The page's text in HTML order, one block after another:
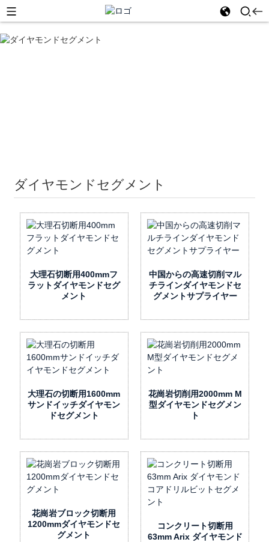
ダイヤモンドセグメント
大理石切断用400mmフ
ラットダイヤモンドセグ
メント
中国からの高速切削マル
チラインダイヤモンドセ
グメントサプライヤー
大理石の切断用1600mm
サンドイッチダイヤモン
ドセグメント
花崗岩切削用2000mm M
型ダイヤモンドセグメン
ト
花崗岩ブロック切断用
1200mmダイヤモンドセ
グメント
コンクリート切断用
63mm Arix ダイヤモンド